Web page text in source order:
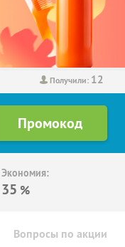
Получили: 12
Экономия:
35 %
Вопросы по акции